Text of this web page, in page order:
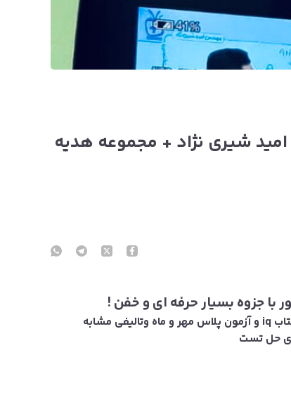
شیری نژاد + مجموعه هدیه
با جزوه بسیار حرفه ای و خفن !
۳۰۰ تست مفهومی و رو به بالا و غیر تکراری و جدید از کتاب iq و آزمون پلاس مهر و ماه وتالیفی مشابه
حل تست